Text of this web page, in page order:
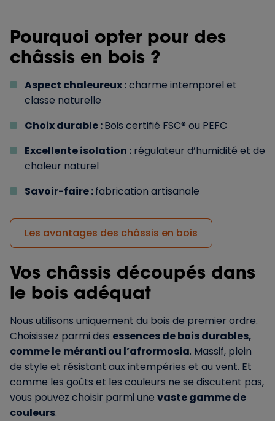
Pourquoi opter pour des
châssis en bois ?
Aspect chaleureux :charme intemporel et
classe naturelle
Choix durable :Bois certifié FSC® ou PEFC
Excellente isolation : régulateur d’humidité et de
chaleur naturel
Savoir-faire :fabrication artisanale
Les avantages des châssis en bois
Vos châssis découpés dans
le bois adéquat
Nous utilisons uniquement du bois de premier ordre.
Choisissez parmi des essences de bois durables,
comme le méranti ou l’afrormosia. Massif, plein
de style et résistant aux intempéries et au vent. Et
comme les goûts et les couleurs ne se discutent pas,
vous pouvez choisir parmi une vaste gamme de
couleurs.